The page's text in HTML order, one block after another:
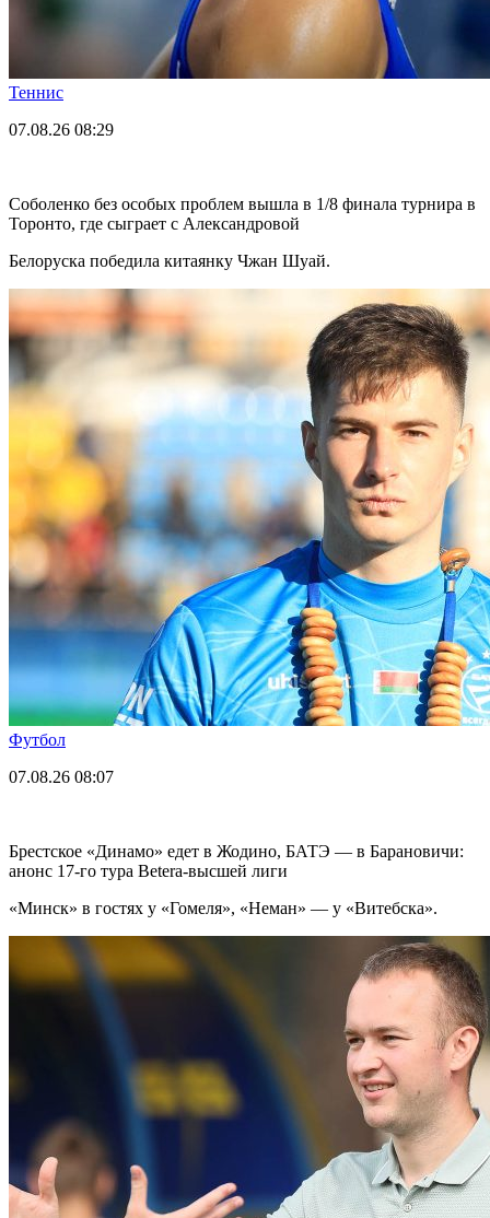
Теннис
07.08.26 08:29
Соболенко без особых проблем вышла в 1/8 финала турнира в
Торонто, где сыграет с Александровой
Белоруска победила китаянку Чжан Шуай.
Футбол
07.08.26 08:07
Брестское «Динамо» едет в Жодино, БАТЭ — в Барановичи:
анонс 17-го тура Betera-высшей лиги
«Минск» в гостях у «Гомеля», «Неман» — у «Витебска».